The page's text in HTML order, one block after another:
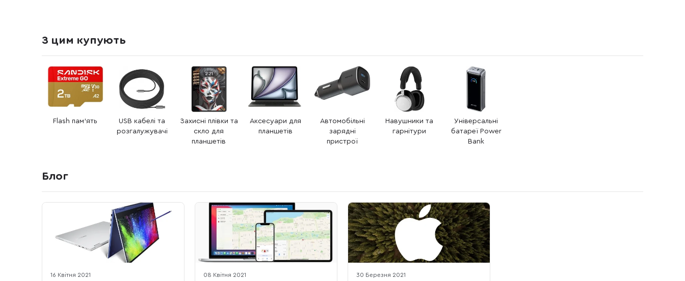
З цим купують
Flash пам’ять
USB кабелі та
розгалужувачі
Захисні плівки та
скло для
планшетів
Аксесуари для
планшетів
Автомобільні
зарядні
пристрої
Навушники та
гарнітури
Універсальні
батареї Power
Bank
Блог
16 Квітня 2021 08 Квітня 2021 30 Березня 2021